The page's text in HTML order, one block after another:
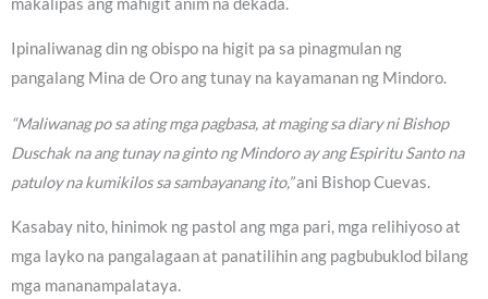
Ipinaliwanag din ng obispo na higit pa sa pinagmulan ng
pangalang Mina de Oro ang tunay na kayamanan ng Mindoro.
“Maliwanag po sa ating mga pagbasa, at maging sa diary ni Bishop
Duschak na ang tunay na ginto ng Mindoro ay ang Espiritu Santo na
patuloy na kumikilos sa sambayanang ito,”ani Bishop Cuevas.
Kasabay nito, hinimok ng pastol ang mga pari, mga relihiyoso at
mga layko na pangalagaan at panatilihin ang pagbubuklod bilang
mga mananampalataya.